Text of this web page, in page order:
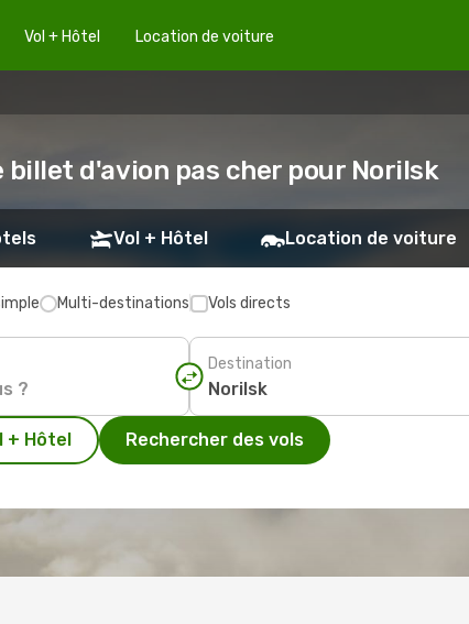
Vol + Hôtel Location de voiture
billet d'avion pas cher pour Norilsk
Vol + Hôtel Location de voiture
Multi-destinations Vols directs
Destination
+ Hôtel Rechercher des vols